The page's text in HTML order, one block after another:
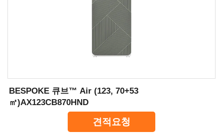
BESPOKE 큐브™ Air (123, 70+53
㎡)AX123CB870HND
견적요청